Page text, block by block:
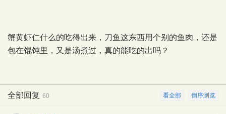
蟹黄虾仁什么的吃得出来，刀鱼这东西用个别的鱼肉，还是
包在馄饨里，又是汤煮过，真的能吃的出吗？
倒序浏览
看全部
全部回复 60